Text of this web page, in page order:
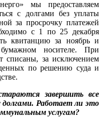
мы предоставляем
с долгами без уплаты
за просрочку платежей
с 1 по 25 декабря
квитанцию за ноябрь и
носителе. При
списаны, за исключением
по решению суда и
завершить все
долгами. Работает ли это
услугам?